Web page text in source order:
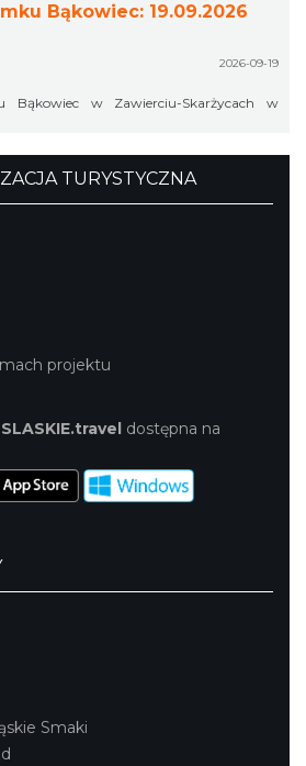
Bąkowiec: 19.09.2026
2026-09-19
Bąkowiec w Zawierciu-Skarżycach w
TURYSTYCZNA
projektu
SLASKIE.travel dostępna na
Smaki